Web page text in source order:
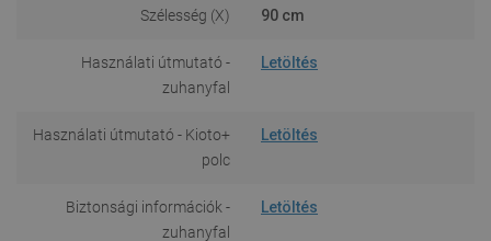
Szélesség (X) 90 cm
Használati útmutató -
zuhanyfal
Letöltés
Használati útmutató - Kioto+
polc
Letöltés
Biztonsági információk -
zuhanyfal
Letöltés